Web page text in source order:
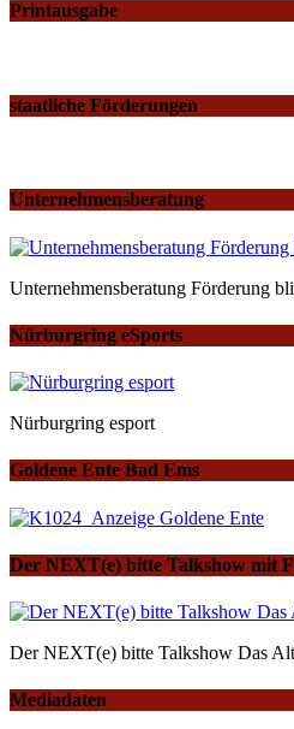
Printausgabe
staatliche Förderungen
Unternehmensberatung
Unternehmensberatung Förderung
Nürburgring eSports
Nürburgring esport
Goldene Ente Bad Ems
Der NEXT(e) bitte Talkshow mit
Der NEXT(e) bitte Talkshow Das
Mediadaten